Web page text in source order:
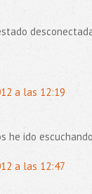
a las 12:19
he ido
a las 12:47